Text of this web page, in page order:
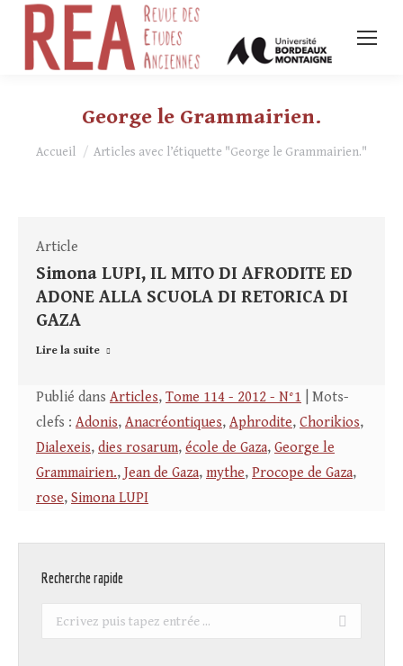
George le Grammairien.
Vous êtes ici :
Accueil Articles avec l’étiquette "George le Grammairien."
Article
Simona LUPI, IL MITO DI AFRODITE ED
ADONE ALLA SCUOLA DI RETORICA DI
GAZA
Lire la suite
Publié dans Articles, Tome 114 - 2012 - N°1 | Mots-
clefs : Adonis, Anacréontiques, Aphrodite, Chorikios,
Dialexeis, dies rosarum, école de Gaza, George le
Grammairien., Jean de Gaza, mythe, Procope de Gaza,
rose, Simona LUPI
Recherche rapide
Recherche